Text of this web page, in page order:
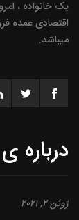
یک خانواده ،
اقتصادی عمده
میباشد.
درباره
ژوئن 2, 2021